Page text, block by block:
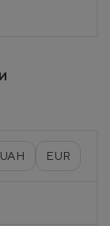
UAH EUR